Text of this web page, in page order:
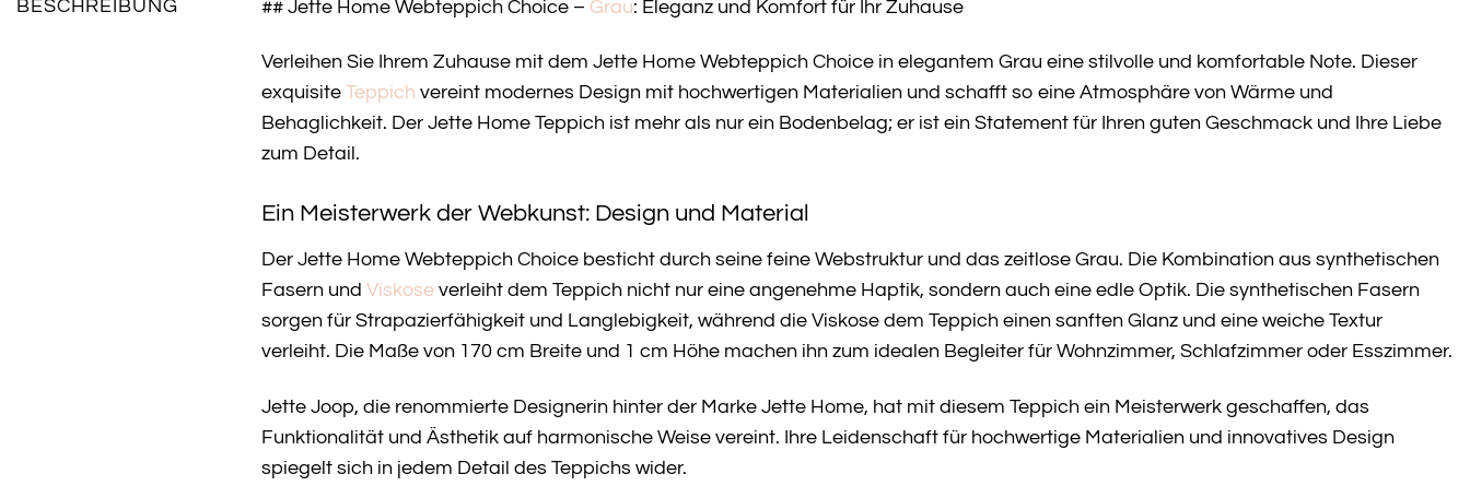
BESCHREIBUNG ## Jette Home Webteppich Choice – Grau: Eleganz und Komfort für Ihr Zuhause
Verleihen Sie Ihrem Zuhause mit dem Jette Home Webteppich Choice in elegantem Grau eine stilvolle und komfortable Note. Dieser
exquisite
Teppich vereint modernes Design mit hochwertigen Materialien und schafft so eine Atmosphäre von Wärme und
Behaglichkeit. Der Jette Home Teppich ist mehr als nur ein Bodenbelag; er ist ein Statement für Ihren guten Geschmack und Ihre Liebe
zum Detail.
Ein Meisterwerk der Webkunst: Design und Material
Der Jette Home Webteppich Choice besticht durch seine feine Webstruktur und das zeitlose Grau. Die Kombination aus synthetischen
Fasern und Viskose verleiht dem Teppich nicht nur eine angenehme Haptik, sondern auch eine edle Optik. Die synthetischen Fasern
sorgen für Strapazierfähigkeit und Langlebigkeit, während die Viskose dem Teppich einen sanften Glanz und eine weiche Textur
verleiht. Die Maße von 170 cm Breite und 1 cm Höhe machen ihn zum idealen Begleiter für Wohnzimmer, Schlafzimmer oder Esszimmer.
Jette Joop, die renommierte Designerin hinter der Marke Jette Home, hat mit diesem Teppich ein Meisterwerk geschaffen, das
Funktionalität und Ästhetik auf harmonische Weise vereint. Ihre Leidenschaft für hochwertige Materialien und innovatives Design
spiegelt sich in jedem Detail des Teppichs wider.